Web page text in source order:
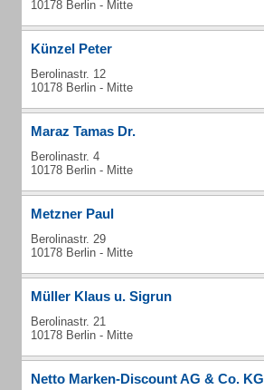
10178 Berlin - Mitte
Künzel Peter
Berolinastr. 12
10178 Berlin - Mitte
Maraz Tamas Dr.
Berolinastr. 4
10178 Berlin - Mitte
Metzner Paul
Berolinastr. 29
10178 Berlin - Mitte
Müller Klaus u. Sigrun
Berolinastr. 21
10178 Berlin - Mitte
Netto Marken-Discount AG & Co. KG